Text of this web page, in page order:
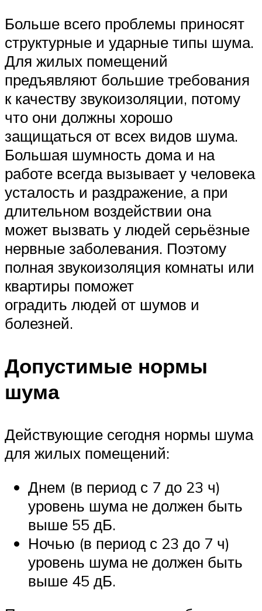
Больше всего проблемы приносят
структурные и ударные типы шума.
Для жилых помещений
предъявляют большие требования
к качеству звукоизоляции, потому
что они должны хорошо
защищаться от всех видов шума.
Большая шумность дома и на
работе всегда вызывает у человека
усталость и раздражение, а при
длительном воздействии она
может вызвать у людей серьёзные
нервные заболевания. Поэтому
полная звукоизоляция комнаты или
квартиры поможет
оградить людей от шумов и
болезней.
Допустимые нормы
шума
Действующие сегодня нормы шума
для жилых помещений:
Днем (в период с 7 до 23 ч)
уровень шума не должен быть
выше 55 дБ.
Ночью (в период с 23 до 7 ч)
уровень шума не должен быть
выше 45 дБ.